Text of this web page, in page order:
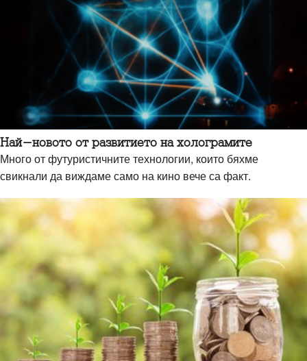
Най-новото от развитието на холограмите
Много от футуристичните технологии, които бяхме
свикнали да виждаме само на кино вече са факт.